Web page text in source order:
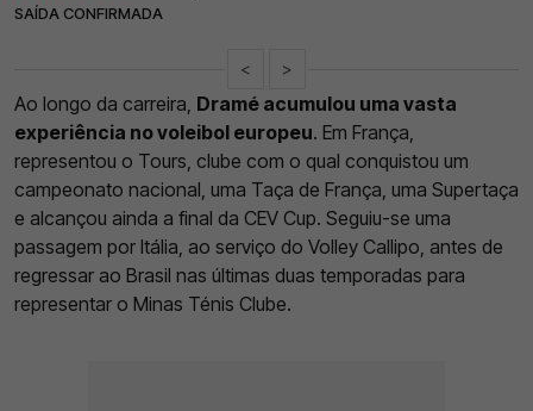
SAÍDA CONFIRMADA
< >
Ao longo da carreira, Dramé acumulou uma vasta
experiência no voleibol europeu. Em França,
representou o Tours, clube com o qual conquistou um
campeonato nacional, uma Taça de França, uma Supertaça
e alcançou ainda a final da CEV Cup. Seguiu-se uma
passagem por Itália, ao serviço do Volley Callipo, antes de
regressar ao Brasil nas últimas duas temporadas para
representar o Minas Ténis Clube.